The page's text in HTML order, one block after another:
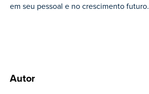
Autor
em seu pessoal e no crescimento futuro.